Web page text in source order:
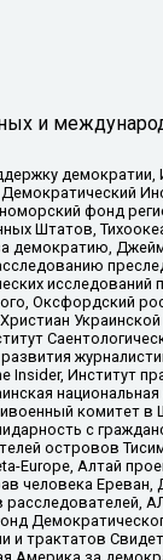
и
фонд
Штатов,
демократию,
Оксфордский
Христиан
Insider, Институт
комитет
с
островов
Europe, Алтай
человека
расследователей,
и трактатов